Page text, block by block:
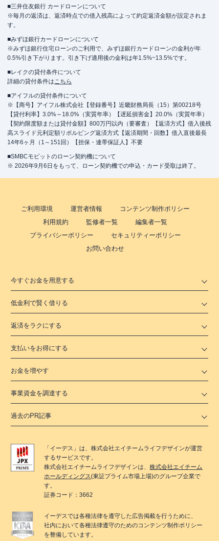
■三井住友銀行 カードローンについて
※毎月の返済は、返済時点での借入残高によって約定返済金額が設定されま
す。
■みずほ銀行カードローンについて
※みずほ銀行住宅ローンのご利用で、みずほ銀行カードローンの金利が年
0.5%引き下がります。引き下げ適用後の金利は年1.5%~13.5%です。
■レイクの貸付条件について
詳細の貸付条件はこちら
■アイフルの貸付条件について
※【商号】アイフル株式会社【登録番号】近畿財務局長（15）第00218号
【貸付利率】3.0%～18.0%（実質年率）【遅延損害金】20.0%（実質年率）
【契約限度額または貸付金額】800万円以内（要審査）【返済方式】借入後残
高スライド元利定額リボルビング返済方式【返済期間・回数】借入直後最長
14年6ヶ月（1～151回）【担保・連帯保証人】不要
■SMBCモビットのローン契約機について
※ 2026年9月6日をもって、ローン契約機での申込・カード受取は終了。
ご利用環境 運営者情報
コンテンツ制作ポリシー
利用規約
監修者一覧
編集者一覧
プライバシーポリシー
セキュリティーポリシー
お問い合わせ
今すぐお金を用意する
低金利で賢く借りる
返済をラクにする
支払いをお得にする
お金を増やす
事業資金を調達する
過去のPR記事
「 イーデス 」は、株式会社エイチームライフデザインが運営
するサービスです。
株式会社エイチームライフデザインは、株式会社エイチーム
ホールディングス(東証プライム市場上場)のグループ企業で
す。
証券コード：3662
イーデスでは各種法律を遵守した広告掲載を行うために、
社内において各種法律遵守のためのコンテンツ制作ポリシー
を整備しています。